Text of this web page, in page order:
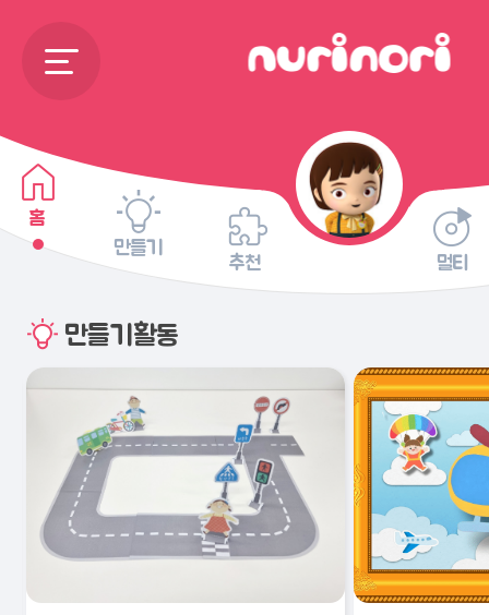
홈
만들기
추천 멀티
만들기활동